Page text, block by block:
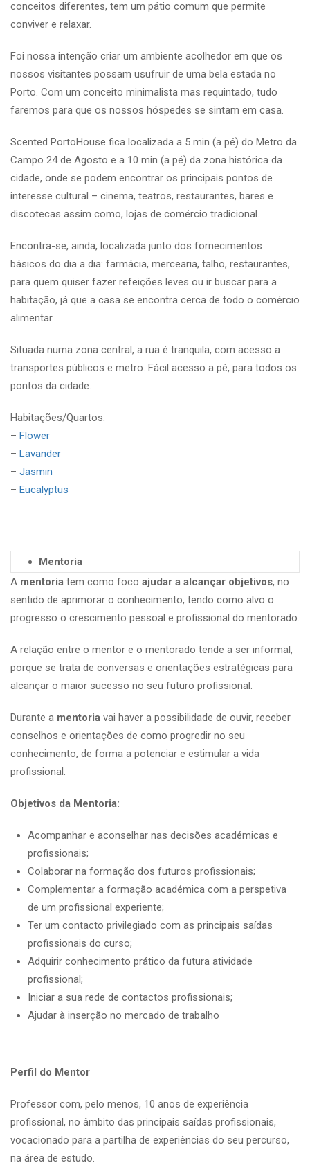
conceitos diferentes, tem um pátio comum que permite
conviver e relaxar.
Foi nossa intenção criar um ambiente acolhedor em que os
nossos visitantes possam usufruir de uma bela estada no
Porto. Com um conceito minimalista mas requintado, tudo
faremos para que os nossos hóspedes se sintam em casa.
Scented PortoHouse fica localizada a 5 min (a pé) do Metro da
Campo 24 de Agosto e a 10 min (a pé) da zona histórica da
cidade, onde se podem encontrar os principais pontos de
interesse cultural – cinema, teatros, restaurantes, bares e
discotecas assim como, lojas de comércio tradicional.
Encontra-se, ainda, localizada junto dos fornecimentos
básicos do dia a dia: farmácia, mercearia, talho, restaurantes,
para quem quiser fazer refeições leves ou ir buscar para a
habitação, já que a casa se encontra cerca de todo o comércio
alimentar.
Situada numa zona central, a rua é tranquila, com acesso a
transportes públicos e metro. Fácil acesso a pé, para todos os
pontos da cidade.
Habitações/Quartos:
– Flower
– Lavander
– Jasmin
– Eucalyptus
Mentoria
A mentoria tem como foco ajudar a alcançar objetivos, no
sentido de aprimorar o conhecimento, tendo como alvo o
progresso o crescimento pessoal e profissional do mentorado.
A relação entre o mentor e o mentorado tende a ser informal,
porque se trata de conversas e orientações estratégicas para
alcançar o maior sucesso no seu futuro profissional.
Durante a mentoria vai haver a possibilidade de ouvir, receber
conselhos e orientações de como progredir no seu
conhecimento, de forma a potenciar e estimular a vida
profissional.
Objetivos da Mentoria:
Acompanhar e aconselhar nas decisões académicas e
profissionais;
Colaborar na formação dos futuros profissionais;
Complementar a formação académica com a perspetiva
de um profissional experiente;
Ter um contacto privilegiado com as principais saídas
profissionais do curso;
Adquirir conhecimento prático da futura atividade
profissional;
Iniciar a sua rede de contactos profissionais;
Ajudar à inserção no mercado de trabalho
Perfil do Mentor
Professor com, pelo menos, 10 anos de experiência
profissional, no âmbito das principais saídas profissionais,
vocacionado para a partilha de experiências do seu percurso,
na área de estudo.